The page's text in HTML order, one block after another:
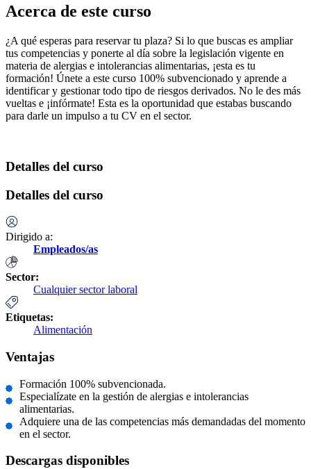
Acerca de este curso
¿A qué esperas para reservar tu plaza? Si lo que buscas es ampliar
tus competencias y ponerte al día sobre la legislación vigente en
materia de alergias e intolerancias alimentarias, ¡esta es tu
formación! Únete a este curso 100% subvencionado y aprende a
identificar y gestionar todo tipo de riesgos derivados. No le des más
vueltas e ¡infórmate! Esta es la oportunidad que estabas buscando
para darle un impulso a tu CV en el sector.
Detalles del curso
Detalles del curso
Dirigido a:
Empleados/as
Sector:
Cualquier sector laboral
Etiquetas:
Alimentación
Ventajas
Formación 100% subvencionada.
Especialízate en la gestión de alergias e intolerancias
alimentarias.
Adquiere una de las competencias más demandadas del momento
en el sector.
Descargas disponibles